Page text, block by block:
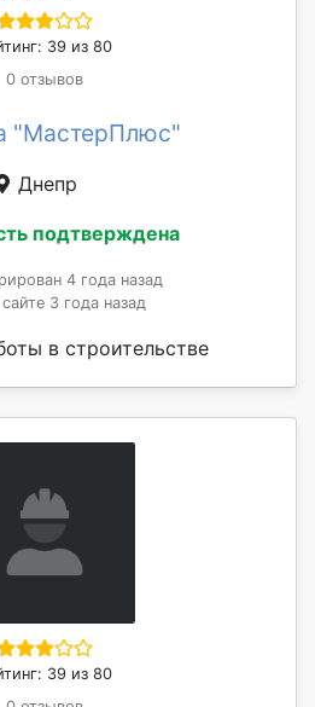
39 из 80
0 отзывов
"МастерПлюс"
Днепр
подтверждена
4 года назад
3 года назад
в строительстве
39 из 80